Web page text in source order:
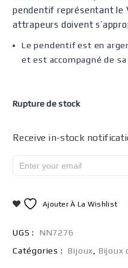
pendentif représentant le
attrapeurs doivent
Le pendentif est en
et est accompagné de
Rupture de stock
Receive in-stock
Ajouter À La Wishlist
UGS :
NN7276
Catégories :
Bijoux Bijoux